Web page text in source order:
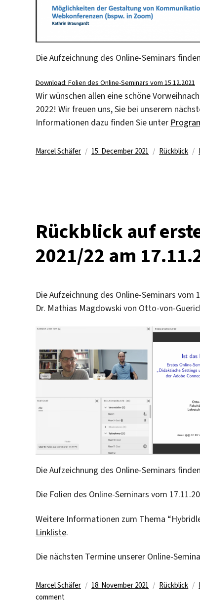
Die Aufzeichnung des Online-Seminars
Download: Folien des Online-Seminars vom 15.12.2021
Wir wünschen allen eine schöne
2022! Wir freuen uns, Sie bei unserem
Informationen dazu finden Sie unter
Author
Marcel Schäfer
Posted
15. December 2021 Categories
Rückblick
Rückblick auf
2021/22 am
Die Aufzeichnung des Online-Seminars vom
Dr. Mathias Magdowski von Otto-von-
Die Aufzeichnung des Online-Seminars
Die Folien des Online-Seminars vom
Weitere Informationen zum Thema
Linkliste.
Die nächsten Termine unserer Online-
Author
Marcel Schäfer
Posted
18. November 2021 Categories
Rückblick
commenton